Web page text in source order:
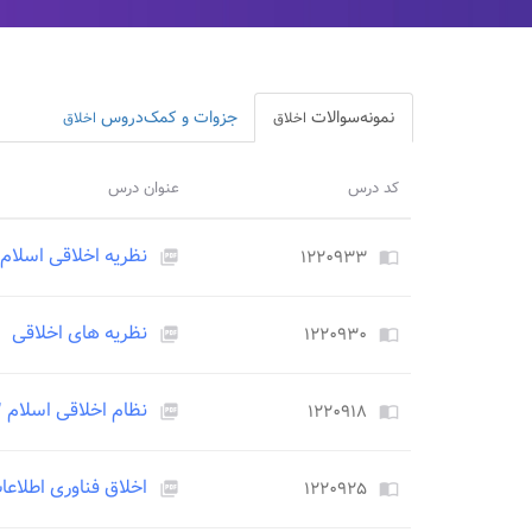
نمونه‌سوالات اخلاق جزوات و کمک‌دروس اخلاق
کد درس عنوان درس
import_contacts ۱۲۲۰۹۳۳ picture_as_pdf نظریه اخلاقی اسلام
import_contacts ۱۲۲۰۹۳۰ picture_as_pdf نظریه های اخلاقی
import_contacts ۱۲۲۰۹۱۸ picture_as_pdf نظام اخلاقی اسلام ۲
import_contacts ۱۲۲۰۹۲۵ picture_as_pdf اخلاق فناوری